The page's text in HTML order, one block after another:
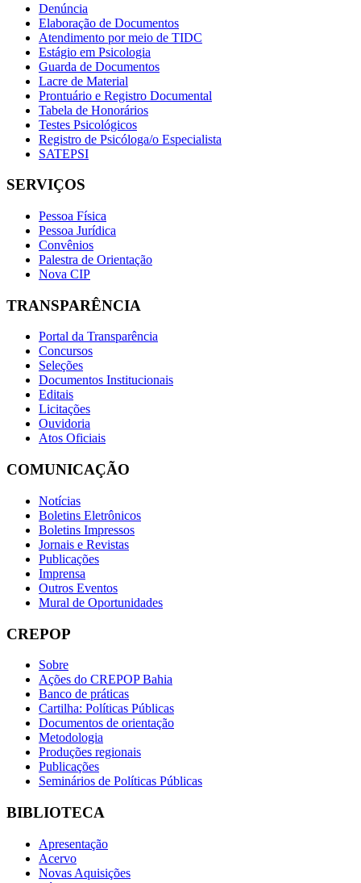
Denúncia
Elaboração de Documentos
Atendimento por meio de TIDC
Estágio em Psicologia
Guarda de Documentos
Lacre de Material
Prontuário e Registro Documental
Tabela de Honorários
Testes Psicológicos
Registro de Psicóloga/o Especialista
SATEPSI
SERVIÇOS
Pessoa Física
Pessoa Jurídica
Convênios
Palestra de Orientação
Nova CIP
TRANSPARÊNCIA
Portal da Transparência
Concursos
Seleções
Documentos Institucionais
Editais
Licitações
Ouvidoria
Atos Oficiais
COMUNICAÇÃO
Notícias
Boletins Eletrônicos
Boletins Impressos
Jornais e Revistas
Publicações
Imprensa
Outros Eventos
Mural de Oportunidades
CREPOP
Sobre
Ações do CREPOP Bahia
Banco de práticas
Cartilha: Políticas Públicas
Documentos de orientação
Metodologia
Produções regionais
Publicações
Seminários de Políticas Públicas
BIBLIOTECA
Apresentação
Acervo
Novas Aquisições